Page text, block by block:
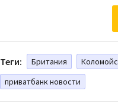
Теги: Британия
приватбанк новости